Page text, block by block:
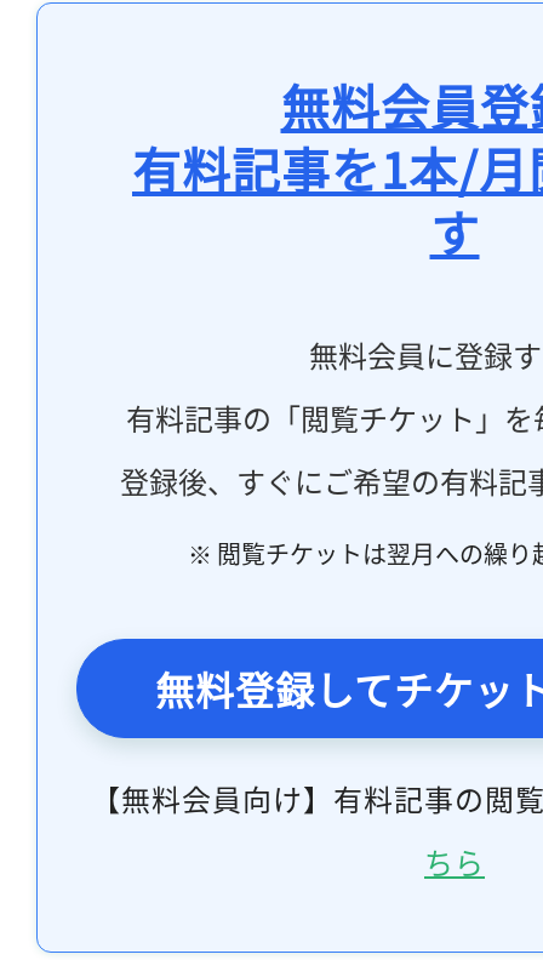
無料会員
有料記事を1本/
す
無料会員に登録
有料記事の「閲覧チケット」
登録後、すぐにご希望の有料記
※ 閲覧チケットは翌月への繰り
無料登録してチケッ
【無料会員向け】有料記事の閲
ちら